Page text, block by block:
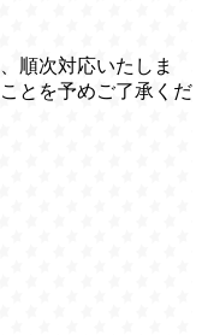
順次対応いたしま
とを予めご了承くだ